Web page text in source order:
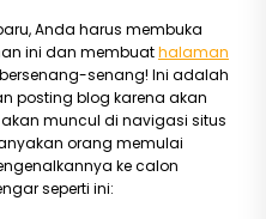
Anda harus membuka
ini dan membuathalaman
senang! Ini adalah
posting blog karena akan
muncul di navigasi situs
orang memulai
ke calon
seperti ini: